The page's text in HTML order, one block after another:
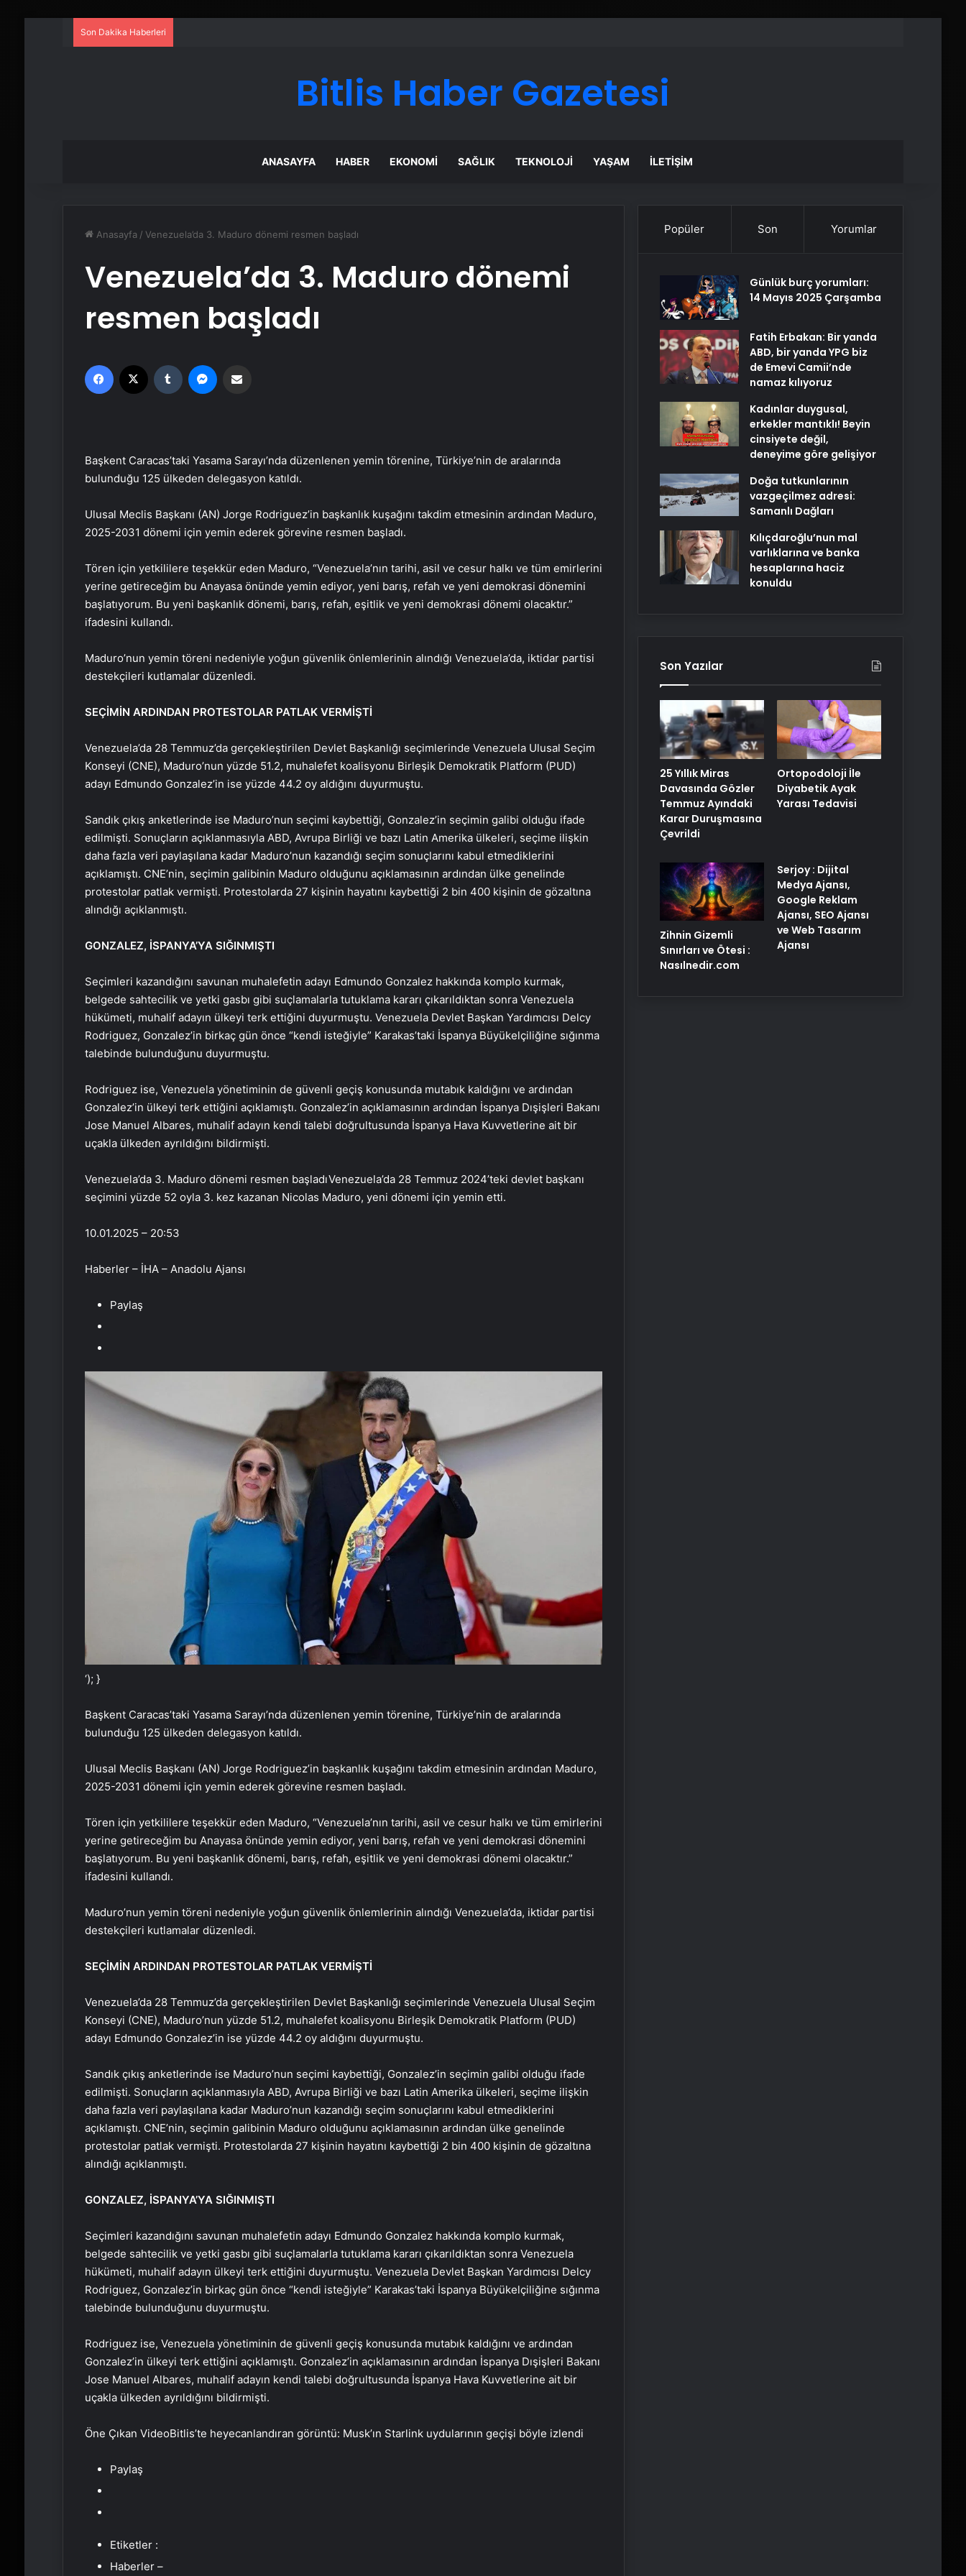
Son Dakika Haberleri
Bitlis Haber Gazetesi
ANASAYFA HABER EKONOMI SAĞLIK TEKNOLOJI YAŞAM İLETIŞIM
Anasayfa / Venezuela’da 3. Maduro dönemi resmen başladı
Venezuela’da 3. Maduro dönemi
resmen başladı
Facebook Tumblr
Başkent Caracas’taki Yasama Sarayı’nda düzenlenen yemin törenine, Türkiye’nin de aralarında
bulunduğu 125 ülkeden delegasyon katıldı.
Ulusal Meclis Başkanı (AN) Jorge Rodriguez’in başkanlık kuşağını takdim etmesinin ardından Maduro,
2025-2031 dönemi için yemin ederek görevine resmen başladı.
Tören için yetkililere teşekkür eden Maduro, “Venezuela’nın tarihi, asil ve cesur halkı ve tüm emirlerini
yerine getireceğim bu Anayasa önünde yemin ediyor, yeni barış, refah ve yeni demokrasi dönemini
başlatıyorum. Bu yeni başkanlık dönemi, barış, refah, eşitlik ve yeni demokrasi dönemi olacaktır.”
ifadesini kullandı.
Maduro’nun yemin töreni nedeniyle yoğun güvenlik önlemlerinin alındığı Venezuela’da, iktidar partisi
destekçileri kutlamalar düzenledi.
SEÇİMİN ARDINDAN PROTESTOLAR PATLAK VERMİŞTİ
Venezuela’da 28 Temmuz’da gerçekleştirilen Devlet Başkanlığı seçimlerinde Venezuela Ulusal Seçim
Konseyi (CNE), Maduro’nun yüzde 51.2, muhalefet koalisyonu Birleşik Demokratik Platform (PUD)
adayı Edmundo Gonzalez’in ise yüzde 44.2 oy aldığını duyurmuştu.
Sandık çıkış anketlerinde ise Maduro’nun seçimi kaybettiği, Gonzalez’in seçimin galibi olduğu ifade
edilmişti. Sonuçların açıklanmasıyla ABD, Avrupa Birliği ve bazı Latin Amerika ülkeleri, seçime ilişkin
daha fazla veri paylaşılana kadar Maduro’nun kazandığı seçim sonuçlarını kabul etmediklerini
açıklamıştı. CNE’nin, seçimin galibinin Maduro olduğunu açıklamasının ardından ülke genelinde
protestolar patlak vermişti. Protestolarda 27 kişinin hayatını kaybettiği 2 bin 400 kişinin de gözaltına
alındığı açıklanmıştı.
GONZALEZ, İSPANYA’YA SIĞINMIŞTI
Seçimleri kazandığını savunan muhalefetin adayı Edmundo Gonzalez hakkında komplo kurmak,
belgede sahtecilik ve yetki gasbı gibi suçlamalarla tutuklama kararı çıkarıldıktan sonra Venezuela
hükümeti, muhalif adayın ülkeyi terk ettiğini duyurmuştu. Venezuela Devlet Başkan Yardımcısı Delcy
Rodriguez, Gonzalez’in birkaç gün önce “kendi isteğiyle” Karakas’taki İspanya Büyükelçiliğine sığınma
talebinde bulunduğunu duyurmuştu.
Rodriguez ise, Venezuela yönetiminin de güvenli geçiş konusunda mutabık kaldığını ve ardından
Gonzalez’in ülkeyi terk ettiğini açıklamıştı. Gonzalez’in açıklamasının ardından İspanya Dışişleri Bakanı
Jose Manuel Albares, muhalif adayın kendi talebi doğrultusunda İspanya Hava Kuvvetlerine ait bir
uçakla ülkeden ayrıldığını bildirmişti.
Venezuela’da 3. Maduro dönemi resmen başladıVenezuela’da 28 Temmuz 2024’teki devlet başkanı
seçimini yüzde 52 oyla 3. kez kazanan Nicolas Maduro, yeni dönemi için yemin etti.
10.01.2025 – 20:53
Haberler – İHA – Anadolu Ajansı
Paylaş
‘); }
Başkent Caracas’taki Yasama Sarayı’nda düzenlenen yemin törenine, Türkiye’nin de aralarında
bulunduğu 125 ülkeden delegasyon katıldı.
Ulusal Meclis Başkanı (AN) Jorge Rodriguez’in başkanlık kuşağını takdim etmesinin ardından Maduro,
2025-2031 dönemi için yemin ederek görevine resmen başladı.
Tören için yetkililere teşekkür eden Maduro, “Venezuela’nın tarihi, asil ve cesur halkı ve tüm emirlerini
yerine getireceğim bu Anayasa önünde yemin ediyor, yeni barış, refah ve yeni demokrasi dönemini
başlatıyorum. Bu yeni başkanlık dönemi, barış, refah, eşitlik ve yeni demokrasi dönemi olacaktır.”
ifadesini kullandı.
Maduro’nun yemin töreni nedeniyle yoğun güvenlik önlemlerinin alındığı Venezuela’da, iktidar partisi
destekçileri kutlamalar düzenledi.
SEÇİMİN ARDINDAN PROTESTOLAR PATLAK VERMİŞTİ
Venezuela’da 28 Temmuz’da gerçekleştirilen Devlet Başkanlığı seçimlerinde Venezuela Ulusal Seçim
Konseyi (CNE), Maduro’nun yüzde 51.2, muhalefet koalisyonu Birleşik Demokratik Platform (PUD)
adayı Edmundo Gonzalez’in ise yüzde 44.2 oy aldığını duyurmuştu.
Sandık çıkış anketlerinde ise Maduro’nun seçimi kaybettiği, Gonzalez’in seçimin galibi olduğu ifade
edilmişti. Sonuçların açıklanmasıyla ABD, Avrupa Birliği ve bazı Latin Amerika ülkeleri, seçime ilişkin
daha fazla veri paylaşılana kadar Maduro’nun kazandığı seçim sonuçlarını kabul etmediklerini
açıklamıştı. CNE’nin, seçimin galibinin Maduro olduğunu açıklamasının ardından ülke genelinde
protestolar patlak vermişti. Protestolarda 27 kişinin hayatını kaybettiği 2 bin 400 kişinin de gözaltına
alındığı açıklanmıştı.
GONZALEZ, İSPANYA’YA SIĞINMIŞTI
Seçimleri kazandığını savunan muhalefetin adayı Edmundo Gonzalez hakkında komplo kurmak,
belgede sahtecilik ve yetki gasbı gibi suçlamalarla tutuklama kararı çıkarıldıktan sonra Venezuela
hükümeti, muhalif adayın ülkeyi terk ettiğini duyurmuştu. Venezuela Devlet Başkan Yardımcısı Delcy
Rodriguez, Gonzalez’in birkaç gün önce “kendi isteğiyle” Karakas’taki İspanya Büyükelçiliğine sığınma
talebinde bulunduğunu duyurmuştu.
Rodriguez ise, Venezuela yönetiminin de güvenli geçiş konusunda mutabık kaldığını ve ardından
Gonzalez’in ülkeyi terk ettiğini açıklamıştı. Gonzalez’in açıklamasının ardından İspanya Dışişleri Bakanı
Jose Manuel Albares, muhalif adayın kendi talebi doğrultusunda İspanya Hava Kuvvetlerine ait bir
uçakla ülkeden ayrıldığını bildirmişti.
Öne Çıkan VideoBitlis’te heyecanlandıran görüntü: Musk’ın Starlink uydularının geçişi böyle izlendi
Paylaş
Etiketler :
Haberler –
Popüler Son Yorumlar
Günlük burç yorumları:
14 Mayıs 2025 Çarşamba
Fatih Erbakan: Bir yanda
ABD, bir yanda YPG biz
de Emevi Camii’nde
namaz kılıyoruz
Kadınlar duygusal,
erkekler mantıklı! Beyin
cinsiyete değil,
deneyime göre gelişiyor
Doğa tutkunlarının
vazgeçilmez adresi:
Samanlı Dağları
Kılıçdaroğlu’nun mal
varlıklarına ve banka
hesaplarına haciz
konuldu
Son Yazılar
25 Yıllık Miras
Davasında Gözler
Temmuz Ayındaki
Karar Duruşmasına
Çevrildi
Ortopodoloji İle
Diyabetik Ayak
Yarası Tedavisi
Zihnin Gizemli
Sınırları ve Ötesi :
Nasılnedir.com
Serjoy : Dijital
Medya Ajansı,
Google Reklam
Ajansı, SEO Ajansı
ve Web Tasarım
Ajansı